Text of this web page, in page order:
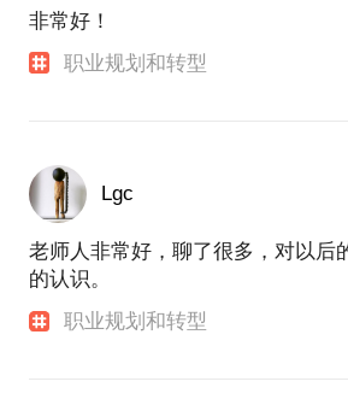
非常好！
职业规划和转型
Lgc
老师人非常好，聊了很多，对以后
的认识。
职业规划和转型